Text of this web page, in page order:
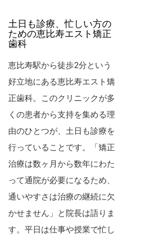
土日も診療、忙しい方の
ための恵比寿エスト矯正
歯科
恵比寿駅から徒歩2分という
好立地にある恵比寿エスト矯
正歯科。このクリニックが多
くの患者から支持を集める理
由のひとつが、土日も診療を
行っていることです。「矯正
治療は数ヶ月から数年にわた
って通院が必要になるため、
通いやすさは治療の継続に欠
かせません」と院長は語りま
す。平日は仕事や授業で忙し